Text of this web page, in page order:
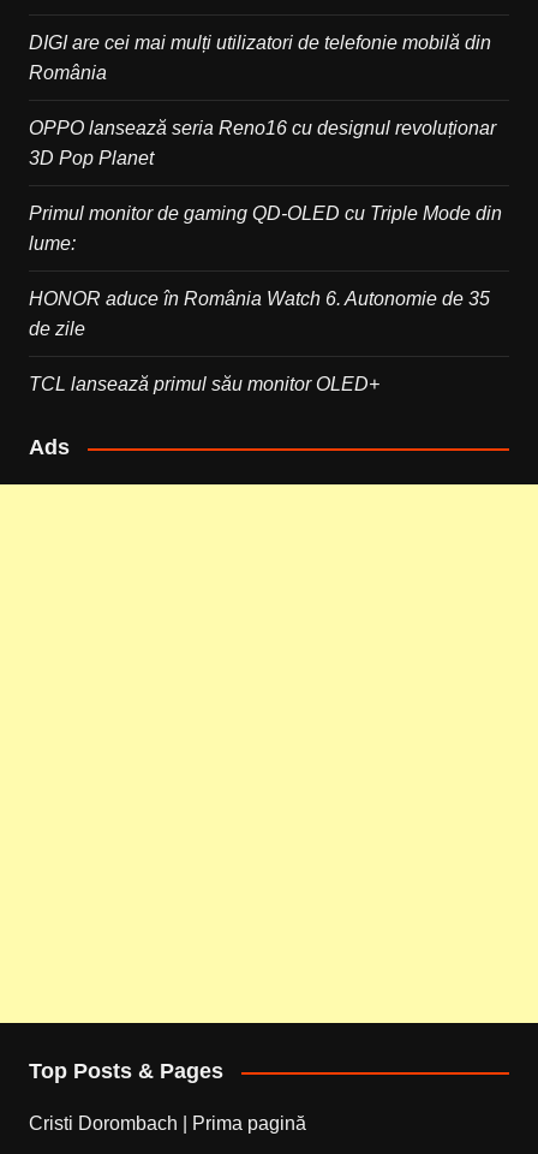
DIGI are cei mai mulți utilizatori de telefonie mobilă din
România
OPPO lansează seria Reno16 cu designul revoluționar
3D Pop Planet
Primul monitor de gaming QD-OLED cu Triple Mode din
lume:
HONOR aduce în România Watch 6. Autonomie de 35
de zile
TCL lansează primul său monitor OLED+
Ads
Top Posts & Pages
Cristi Dorombach | Prima pagină